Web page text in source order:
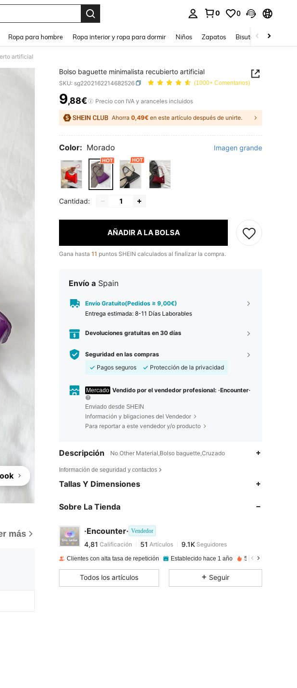
0 0
Ropa para hombre Ropa interior y ropa para dormir Niños Zapatos Bisutería Y
artificial
más
Bolso baguette minimalista recubierto artificial
SKU: sg2202162214682526 (1000+ Comentarios)
PRICE AND AVAILABILITY
9,88€ Precio con IVA y aranceles incluidos
Ahorra 0,49€ en este artículo después de unirte.
Color: Morado Imagen grande
Cantidad:
AÑADIR A LA BOLSA
Gana hasta 11 puntos SHEIN calculados al finalizar la compra.
Envío a Spain
Envío Gratuito(Pedidos ≥ 9,00€)
Entrega estimada: 8-11 Días Laborables
Devoluciones gratuitas en 30 días
Seguridad en las compras
Pagos seguros
Protección de la privacidad
Mercado Vendido por el vendedor profesional: ·Encounter·
Enviado desde SHEIN
Información y bligaciones del Vendedor
Para reportar a este vendedor y/o producto
Descripción No Other Material,Bolso baguette,Cruzado
Información de seguridad y contactos
Tallas Y Dimensiones
Sobre La Tienda
·Encounter· Vendedor
4,81
4,81
Calificación 51Artículos
3***8pagadoHace 1 día
Clientes con alta tasa de repetición Establecido hace 1 año 57K+ Vendido
Todos los artículos Seguir